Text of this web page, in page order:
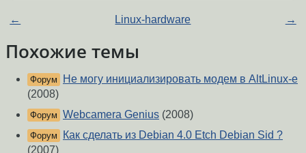
← Linux-hardware →
Похожие темы
Форум
Не могу инициализировать модем в AltLinux-e
(2008)
Форум Webcamera Genius (2008)
Форум
Как сделать из Debian 4.0 Etch Debian Sid ?
(2007)